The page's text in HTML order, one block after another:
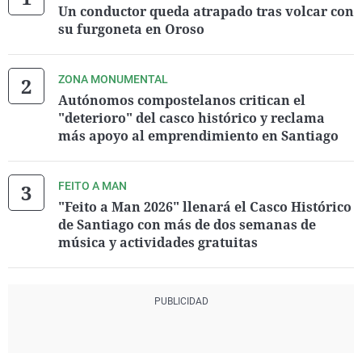
Un conductor queda atrapado tras volcar con
su furgoneta en Oroso
ZONA MONUMENTAL
Autónomos compostelanos critican el
"deterioro" del casco histórico y reclama
más apoyo al emprendimiento en Santiago
FEITO A MAN
"Feito a Man 2026" llenará el Casco Histórico
de Santiago con más de dos semanas de
música y actividades gratuitas